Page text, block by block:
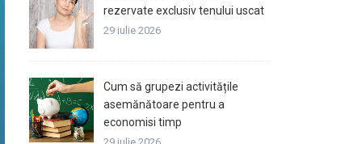
rezervate exclusiv tenului uscat
29 iulie 2026
Cum să grupezi activitățile
asemănătoare pentru a
economisi timp